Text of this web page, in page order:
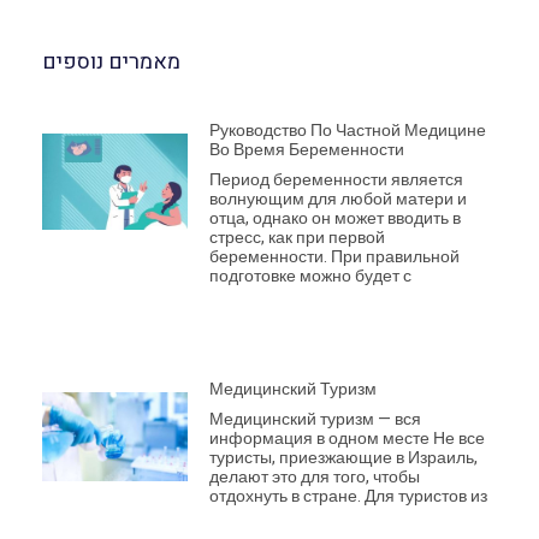
מאמרים נוספים
Руководство По Частной Медицине
Во Время Беременности
Период беременности является
волнующим для любой матери и
отца, однако он может вводить в
стресс, как при первой
беременности. При правильной
подготовке можно будет с
Медицинский Туризм
Медицинский туризм — вся
информация в одном месте Не все
туристы, приезжающие в Израиль,
делают это для того, чтобы
отдохнуть в стране. Для туристов из